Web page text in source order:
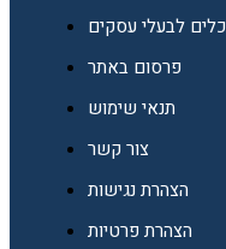
כלים לבעלי עסקים
פרסום באתר
תנאי שימוש
צור קשר
הצהרת נגישות
הצהרת פרטיות